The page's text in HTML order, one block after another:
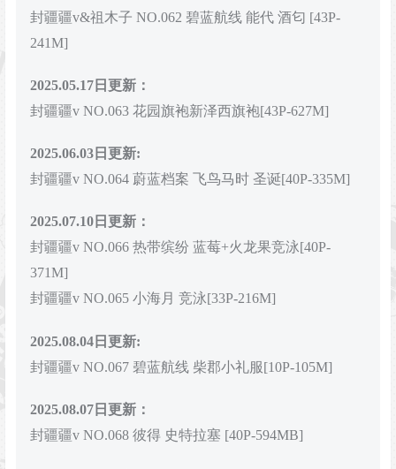
封疆疆v&祖木子 NO.062 碧蓝航线 能代 酒匂 [43P-
241M]
2025.05.17日更新：
封疆疆v NO.063 花园旗袍新泽西旗袍[43P-627M]
2025.06.03日更新:
封疆疆v NO.064 蔚蓝档案 飞鸟马时 圣诞[40P-335M]
2025.07.10 日更新：
封疆疆v NO.066 热带缤纷 蓝莓+火龙果竞泳[40P-
371M]
封疆疆v NO.065 小海月 竞泳[33P-216M]
2025.08.04日更新:
封疆疆v NO.067 碧蓝航线 柴郡小礼服[10P-105M]
2025.08.07日更新：
封疆疆v NO.068 彼得 史特拉塞 [40P-594MB]